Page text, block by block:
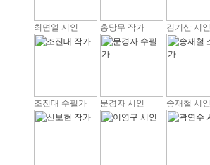
최면열 시인 홍당무 작가 김기산 시인
조진태 수필가 문경자 시인 송재철 시인